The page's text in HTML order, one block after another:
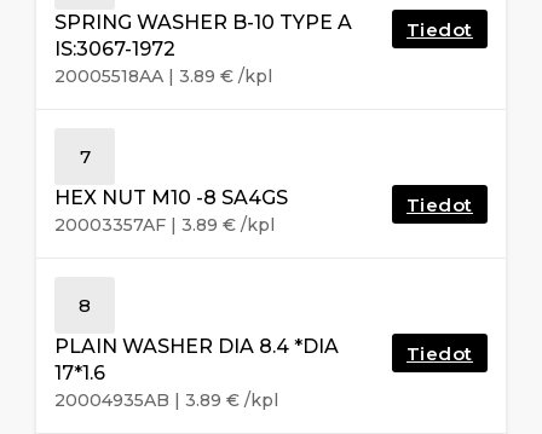
SPRING WASHER B-10 TYPE A
IS:3067-1972
20005518AA | 3.89 € /kpl
Tiedot
7
HEX NUT M10 -8 SA4GS
20003357AF | 3.89 € /kpl
Tiedot
8
PLAIN WASHER DIA 8.4 *DIA
17*1.6
20004935AB | 3.89 € /kpl
Tiedot